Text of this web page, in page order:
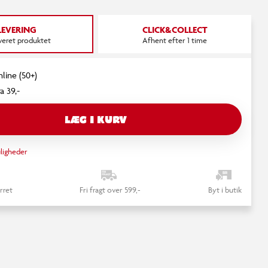
produktet
CLICK&COLLECT
Afhent efter 1 time
(50+)
39,-
LÆG I KURV
Fri fragt over 599,- Byt i butik